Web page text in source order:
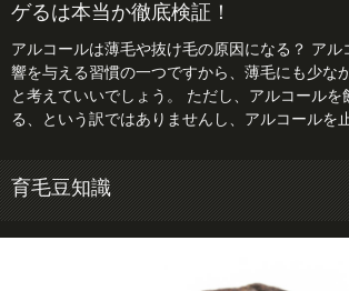
ゲるは本当か徹底検証！
アルコールは薄毛や抜け毛の原因になる？ アル
響を与える習慣の一つですから、薄毛にも少な
と考えていいでしょう。 ただし、アルコールを飲むと必ず薄毛にな
る、という訳ではありませんし、アルコールを
育毛豆知識